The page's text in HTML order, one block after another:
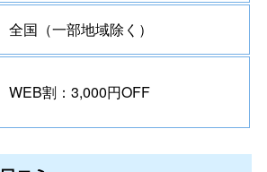
全国（一部地域除く）
WEB割：3,000円OFF